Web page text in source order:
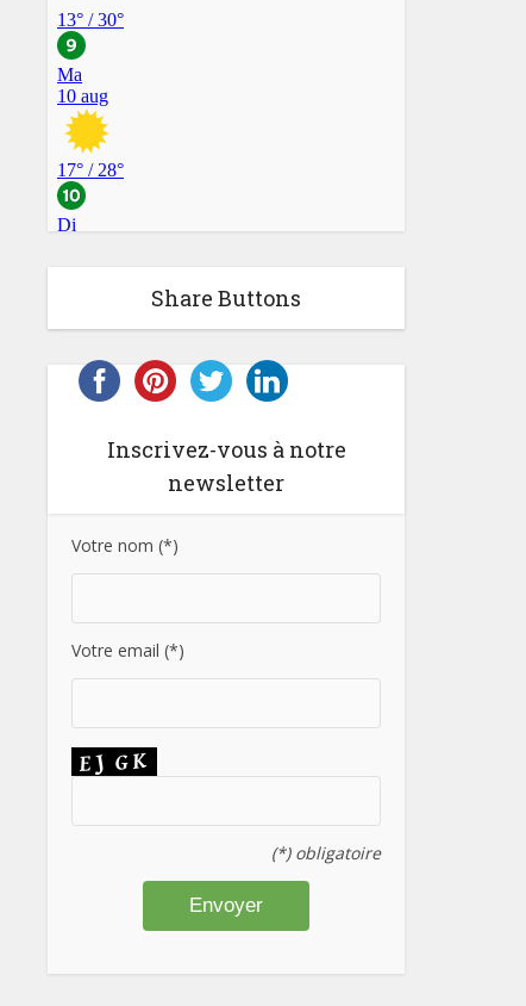
Share Buttons
Inscrivez-vous à notre
newsletter
Votre nom (*)
Votre email (*)
(*) obligatoire